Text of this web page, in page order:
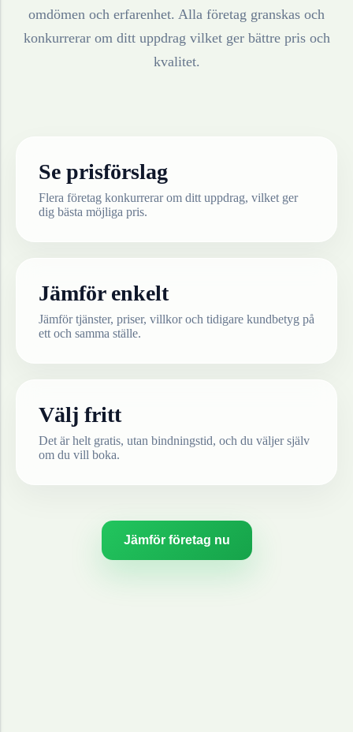
omdömen och erfarenhet. Alla företag granskas och
konkurrerar om ditt uppdrag vilket ger bättre pris och
kvalitet.
Se prisförslag
Flera företag konkurrerar om ditt uppdrag, vilket ger
dig bästa möjliga pris.
Jämför enkelt
Jämför tjänster, priser, villkor och tidigare kundbetyg på
ett och samma ställe.
Välj fritt
Det är helt gratis, utan bindningstid, och du väljer själv
om du vill boka.
Jämför företag nu